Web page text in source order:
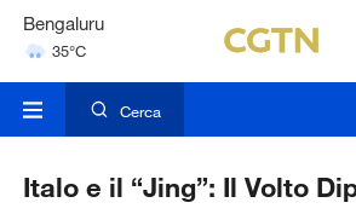
Hyderabad
42°C
Mumbai
Cerca
Italo e il “Jing”: Il Volto